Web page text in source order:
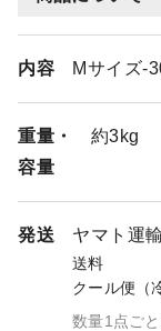
内容 Mサイズ-
重量・
容量
約3kg
発送 ヤマト運輸
送料
クール便（
数量1点ご